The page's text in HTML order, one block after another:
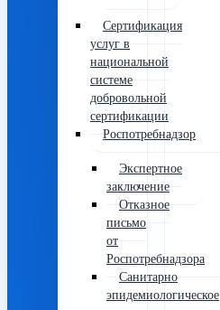
Сертификация
услуг в
национальной
системе
добровольной
сертификации
Роспотребнадзор
Экспертное
заключение
Отказное
письмо
от
Роспотребнадзора
Санитарно
эпидемиологическое